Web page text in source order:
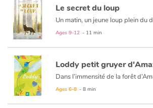
Le secret du loup
Ages 9-12 - 11 min
Loddy petit gruyer
Ages 6-8 - 8 min